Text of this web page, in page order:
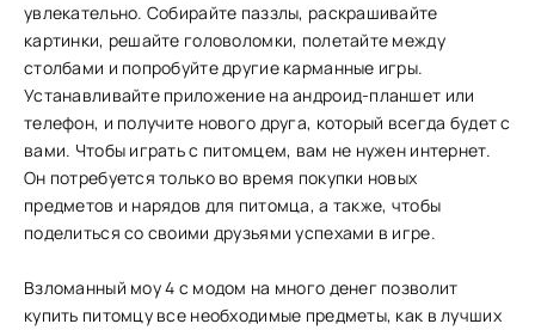
увлекательно. Собирайте паззлы, раскрашивайте
картинки, решайте головоломки, полетайте между
столбами и попробуйте другие карманные игры.
Устанавливайте приложение на андроид-планшет или
телефон, и получите нового друга, который всегда будет с
вами. Чтобы играть с питомцем, вам не нужен интернет.
Он потребуется только во время покупки новых
предметов и нарядов для питомца, а также, чтобы
поделиться со своими друзьями успехами в игре.
Взломанный моу 4 с модом на много денег позволит
купить питомцу все необходимые предметы, как в лучших